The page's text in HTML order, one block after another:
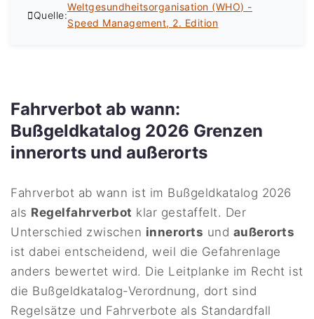
Quelle:
Weltgesundheitsorganisation (WHO) -
Speed Management, 2. Edition
Fahrverbot ab wann:
Bußgeldkatalog 2026 Grenzen
innerorts und außerorts
Fahrverbot ab wann ist im Bußgeldkatalog 2026
als Regelfahrverbot klar gestaffelt. Der
Unterschied zwischen innerorts und außerorts
ist dabei entscheidend, weil die Gefahrenlage
anders bewertet wird. Die Leitplanke im Recht ist
die Bußgeldkatalog-Verordnung, dort sind
Regelsätze und Fahrverbote als Standardfall